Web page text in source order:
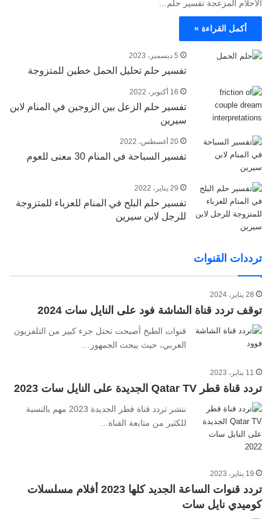
الأحلام المزعجة تفسير حلم…
أكمل القراءة »
5 ديسمبر، 2023
تفسير حلم تحليل الحمل خطين للمتزوجة
16 أكتوبر، 2022
تفسير حلم الزعل بين الزوجين في المنام لابن
سيرين
20 أغسطس، 2022
تفسير السباحة في المنام 30 معنى للعوم
29 يناير، 2022
تفسير حلم البلح في المنام للعزباء للمتزوجة
للرجل لابن سيرين
ترددات القنوات
28 يناير، 2024
توقف تردد قناة الشاشة فود على النايل سات 2024
قنوات الطبخ أصبحت تحتل جزء كبير من التلفزيون
العربي، حيث يبحث الجمهور…
11 يناير، 2023
تردد قناة قطر Qatar TV الجديدة على النايل سات 2023
ننشر تردد قناة قطر الجديدة 2023 مهم بالنسبة
للكثير من متابعة القناة…
19 يناير، 2023
تردد قنوات الساعة الجديد كلها 2023 أفلام مسلسلات
كوميدي نايل سات